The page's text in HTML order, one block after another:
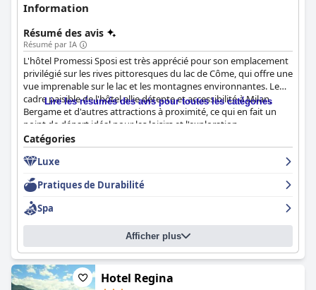
Information
Résumé des avis
Résumé par IA
L'hôtel Promessi Sposi est très apprécié pour son emplacement
privilégié sur les rives pittoresques du lac de Côme, qui offre une
vue imprenable sur le lac et les montagnes environnantes. Le
cadre paisible de l'hôtel allie détente et accessibilité à Milan,
Bergame et d'autres attractions à proximité, ce qui en fait un
point de départ idéal pour les loisirs et l'exploration.
Les clients louent fréquemment le décor moderne et élégant
ainsi que la propreté exceptionnelle. Les chambres, souvent
décrites comme luxueuses et bien aménagées, offrent un
confort serein, et beaucoup bénéficient d'une vue imprenable
sur le lac. Malgré quelques remarques occasionnelles sur la
petite taille des chambres et la vue limitée depuis le balcon, l'avis
général souligne l'élégance et l'espace des hébergements.
L'attention portée aux détails dans le maintien de la propreté et
la fourniture d'équipements modernes améliore encore
l'expérience des clients.
Lire les résumés des avis pour toutes les catégories
Catégories
Luxe
Pratiques de Durabilité
Spa
Afficher plus
Hotel Regina